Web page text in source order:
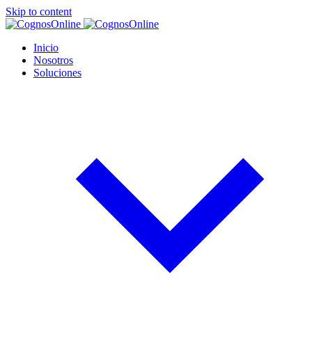
Skip to content
Inicio
Nosotros
Soluciones